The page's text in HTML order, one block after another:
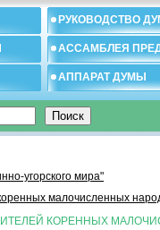
РУКОВОДСТВО
АССАМБЛЕЯ
АППАРАТ ДУМЫ
угорского мира"
малочисленных
КОРЕННЫХ